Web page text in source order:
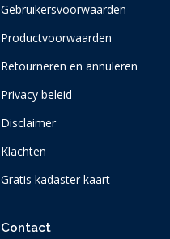
Gebruikersvoorwaarden
Productvoorwaarden
Retourneren en annuleren
Privacy beleid
Disclaimer
Klachten
Gratis kadaster kaart
Contact